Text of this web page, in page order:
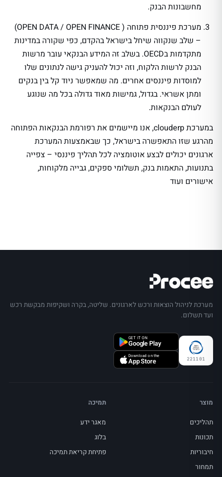
מחשבונות הבנק.
מערכת פיננסית פתוחה ( OPEN DATA / OPEN FINANCE)
– שלב שנקווה שיחל בישראל בהקדם, כפי שקורה במדינות
מתקדמות בOECD. בשלב זה המידע הבנקאי עובר מרשות
הבנק לרשות הלקוח, וזה יכול להעניק גישה לנתונים שלו
למוסדות פיננסים אחרים. מה שמאפשר ניוד קל בין בנקים
ומתן אשראי. בגדול, גמישות מאוד גדולה בכל מה שנוגע
לעולם הבנקאות.
במערכת clouderp, אנו מיישמים את רפורמת הבנקאות הפתוחה
מהרגע שזו התאפשרה בישראל, כך שבאמצעות המערכת
ארגונים יכולים לבצע אוטומציה לכל תהליך פיננסי – צפייה
בתנועות, התאמות בנק, תשלומי ספקים, גבייה מלקוחות,
אישורים ועוד
מערכת לניהול הוצאות ורכש לארגונים. שליטה, בקרה ושקיפות מבקשת רכש
ועד תשלום.
221101
GET IT ON
Google Play
Download on the
App Store
מוצר
תהליכים
תכונות
חיבוריות
תמחור
תמיכה
מאגר ידע
בלוג
פתיחת קריאת תמיכה